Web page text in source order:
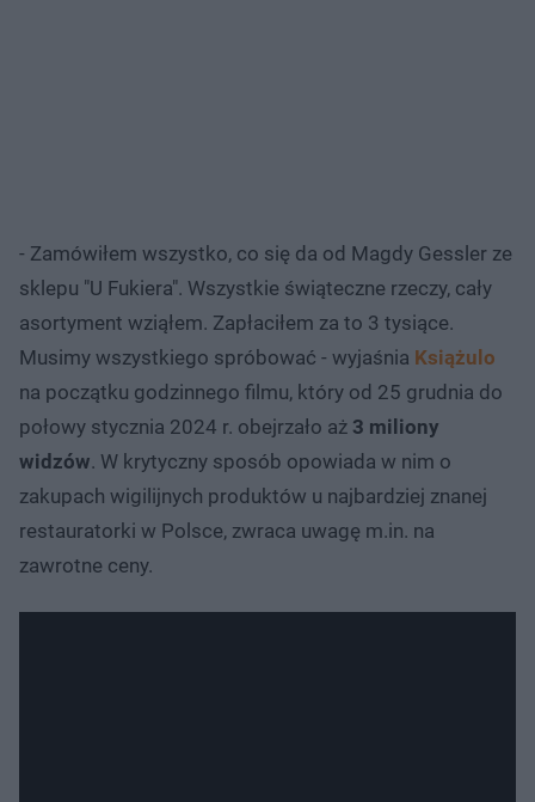
- Zamówiłem wszystko, co się da od Magdy Gessler ze
sklepu "U Fukiera". Wszystkie świąteczne rzeczy, cały
asortyment wziąłem. Zapłaciłem za to 3 tysiące.
Musimy wszystkiego spróbować - wyjaśnia Książulo
na początku godzinnego filmu, który od 25 grudnia do
połowy stycznia 2024 r. obejrzało aż 3 miliony
widzów. W krytyczny sposób opowiada w nim o
zakupach wigilijnych produktów u najbardziej znanej
restauratorki w Polsce, zwraca uwagę m.in. na
zawrotne ceny.